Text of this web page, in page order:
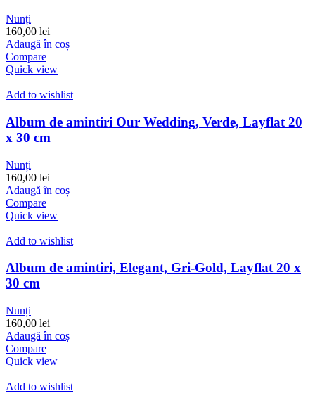
Nunți
160,00 lei
Adaugă în coș
Compare
Quick view
Add to wishlist
Album de amintiri Our Wedding, Verde, Layflat 20
x 30 cm
Nunți
160,00 lei
Adaugă în coș
Compare
Quick view
Add to wishlist
Album de amintiri, Elegant, Gri-Gold, Layflat 20 x
30 cm
Nunți
160,00 lei
Adaugă în coș
Compare
Quick view
Add to wishlist